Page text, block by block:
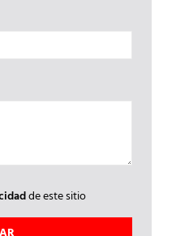
de este sitio